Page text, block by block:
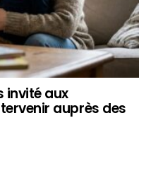
invité aux
auprès des